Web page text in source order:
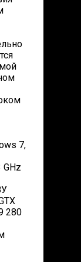
7,
GHz
280